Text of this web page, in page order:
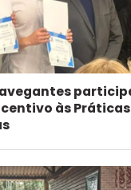
às Práticas